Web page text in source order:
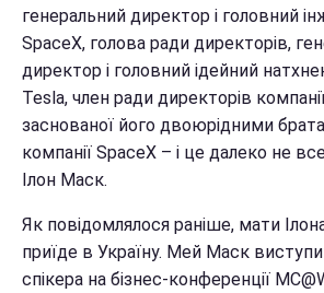
генеральний директор і головний
SpaceX, голова ради директорів,
директор і головний ідейний
Tesla, член ради директорів
заснованої його двоюрідними
компанії SpaceX – і це далеко не
Ілон Маск.
Як повідомлялося раніше, мати
приїде в Україну. Мей Маск
спікера на бізнес-конференції